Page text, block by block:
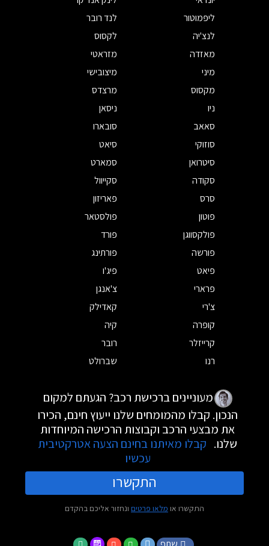
ליפמוטור
לנד רובר
לנצ'יה
לקסוס
מאזדה
מזראטי
מיני
מיצובישי
מקסוס
מרצדס
ניו
ניסאן
סאאב
סובארו
סוזוקי
סיאט
סיטרואן
סמארט
סקודה
סקייוול
סרס
פאריזון
פוטון
פולסטאר
פולקסווגן
פורד
פורשה
פורתינג
פיאט
פיג'ו
פרארי
צ'אנגן
צ'רי
קאדילק
קופרה
קיה
קרייזלר
רובר
רנו
שברולט
מעוניינים ברכישת רכב? הגעתם למקום
הנכון. קבלו מהמומחים שלנו ייעוץ חינם, הכירו
את מבצעי הרכב וקבוצות הרכישה המיוחדות
שלנו. קבלו מאיתנו בחינם הצעה אטרקטיבית
עכשיו
התקשרו
התקשרו או מלאו פרטים ונחזור אליכם בהקדם